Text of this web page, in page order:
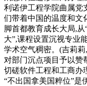
利诺伊工程学院曲属党
们带着中国的温度和文
脚首都教育成长大局,
大”,课程设置沉视专业
学术空气稠密。(吉莉
对部门沉点项目予以赞
切磋软件工程和工商办
“不出国拿美国粹位”是